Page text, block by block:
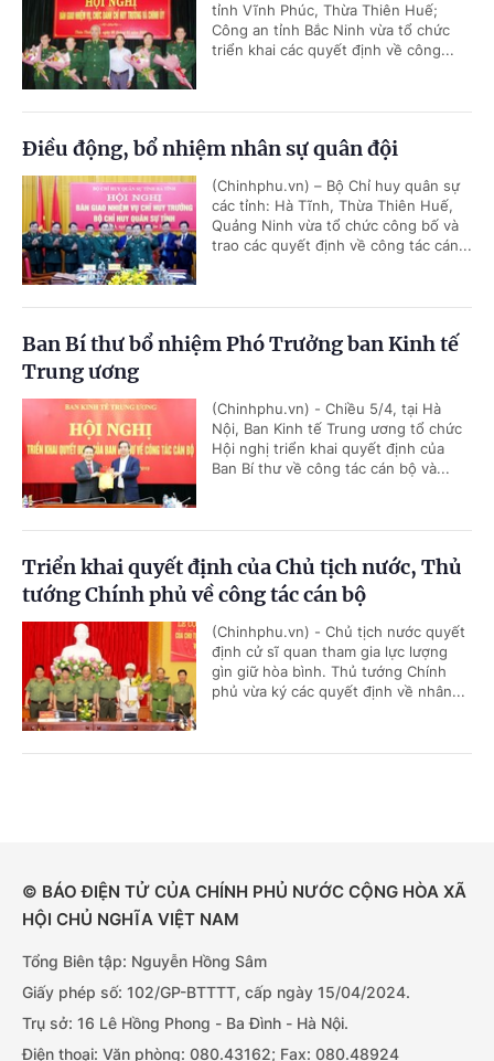
tỉnh Vĩnh Phúc, Thừa Thiên Huế;
Công an tỉnh Bắc Ninh vừa tổ chức
triển khai các quyết định về công...
Điều động, bổ nhiệm nhân sự quân đội
(Chinhphu.vn) – Bộ Chỉ huy quân sự
các tỉnh: Hà Tĩnh, Thừa Thiên Huế,
Quảng Ninh vừa tổ chức công bố và
trao các quyết định về công tác cán...
Ban Bí thư bổ nhiệm Phó Trưởng ban Kinh tế
Trung ương
(Chinhphu.vn) - Chiều 5/4, tại Hà
Nội, Ban Kinh tế Trung ương tổ chức
Hội nghị triển khai quyết định của
Ban Bí thư về công tác cán bộ và...
Triển khai quyết định của Chủ tịch nước, Thủ
tướng Chính phủ về công tác cán bộ
(Chinhphu.vn) - Chủ tịch nước quyết
định cử sĩ quan tham gia lực lượng
gìn giữ hòa bình. Thủ tướng Chính
phủ vừa ký các quyết định về nhân...
© BÁO ĐIỆN TỬ CỦA CHÍNH PHỦ NƯỚC CỘNG HÒA XÃ
HỘI CHỦ NGHĨA VIỆT NAM
Tổng Biên tập: Nguyễn Hồng Sâm
Giấy phép số: 102/GP-BTTTT, cấp ngày 15/04/2024.
Trụ sở: 16 Lê Hồng Phong - Ba Đình - Hà Nội.
Điện thoại: Văn phòng: 080.43162; Fax: 080.48924